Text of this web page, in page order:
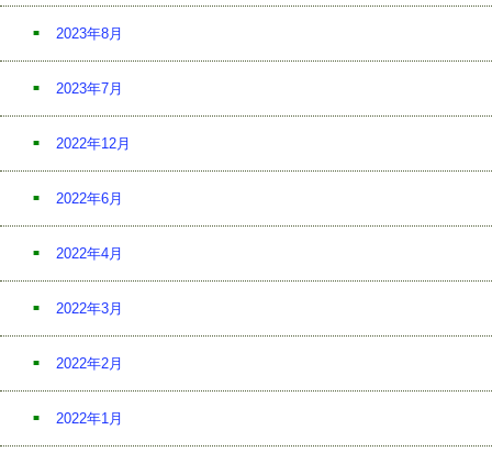
2023年8月
2023年7月
2022年12月
2022年6月
2022年4月
2022年3月
2022年2月
2022年1月